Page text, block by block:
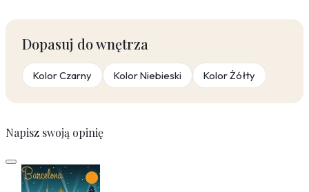
Dopasuj do wnętrza
Kolor Czarny Kolor Niebieski Kolor Żółty
Napisz swoją opinię